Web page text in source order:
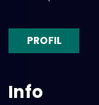
PROFIL
Info